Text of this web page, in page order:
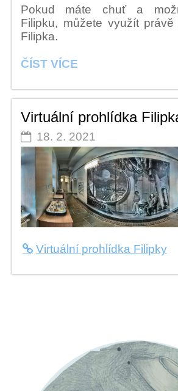
Pokud máte chuť a
Filipku, můžete využít
Filipka.
NADAČNÍ
FILIPKA:
ČÍST VÍCE
Virtuální prohlídka
18. 2. 2021
Virtuální prohlídka Filipky